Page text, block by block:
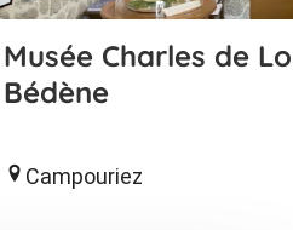
Musée Charles de
Bédène
Campouriez